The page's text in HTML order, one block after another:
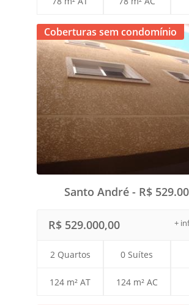
Coberturas sem condomínio
Santo André - R$
+
R$ 529.000,00
2 Quartos 0 Suítes
124 m² AT 124 m² AC